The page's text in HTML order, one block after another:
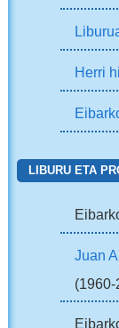
Herri
LIBURU ETA
Juan